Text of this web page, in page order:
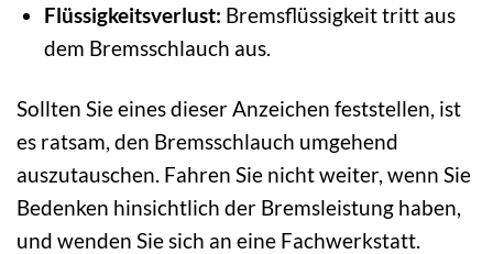
Flüssigkeitsverlust: Bremsflüssigkeit tritt aus
dem Bremsschlauch aus.
Sollten Sie eines dieser Anzeichen feststellen, ist
es ratsam, den Bremsschlauch umgehend
auszutauschen. Fahren Sie nicht weiter, wenn Sie
Bedenken hinsichtlich der Bremsleistung haben,
und wenden Sie sich an eine Fachwerkstatt.